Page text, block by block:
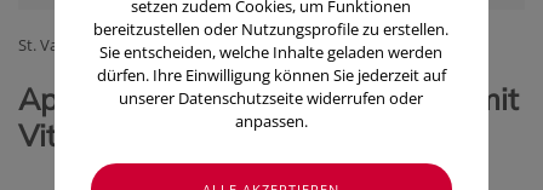
St. Valentinus - Apotheke und Drogerien
ApoLife Immun Brausetabletten mit
Vit. C, Vit D und Zink
setzen zudem Cookies, um Funktionen
bereitzustellen oder Nutzungsprofile zu erstellen.
Sie entscheiden, welche Inhalte geladen werden
dürfen. Ihre Einwilligung können Sie jederzeit auf
unserer Datenschutzseite widerrufen oder
anpassen.